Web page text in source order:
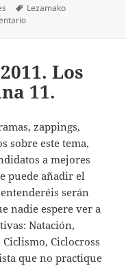
Etiquetas
Lezamako
en Fin de semana
Los
11.
zappings,
sobre este tema,
a mejores
puede añadir el
serán
nadie espere ver a
Natación,
Ciclocross
que no practique